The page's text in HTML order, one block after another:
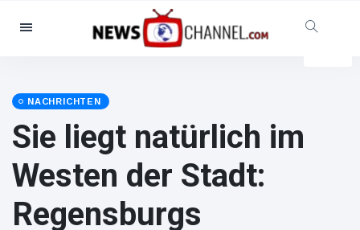
Kategorien
Soziales & Spaß
Kino und TV
(12454)
Promis
(39366)
Mode & Schönheit
(2776)
NACHRICHTEN
Sie liegt natürlich im
Westen der Stadt:
Regensburgs